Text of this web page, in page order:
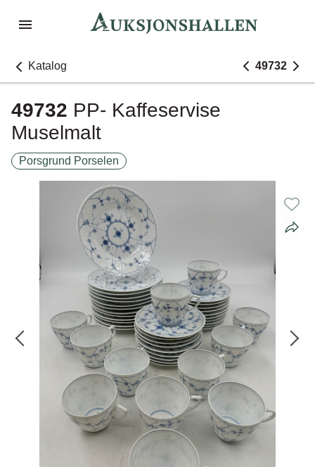
Katalog 49732
49732 PP- Kaffeservise
Muselmalt
Porsgrund Porselen